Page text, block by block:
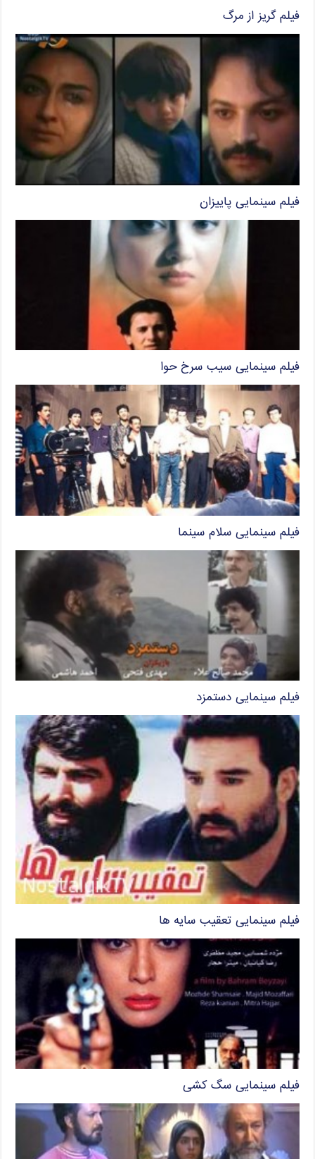
فیلم گریز از مرگ
فیلم سینمایی پاییزان
فیلم سینمایی سیب سرخ حوا
فیلم سینمایی سلام سینما
فیلم سینمایی دستمزد
فیلم سینمایی تعقیب سایه ها
فیلم سینمایی سگ کشی